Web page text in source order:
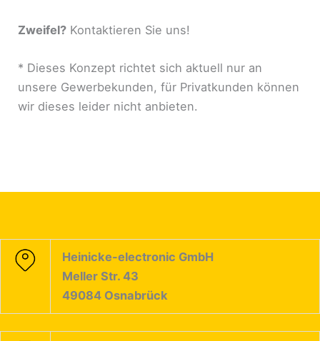
Zweifel? Kontaktieren Sie uns!
* Dieses Konzept richtet sich aktuell nur an
unsere Gewerbekunden, für Privatkunden können
wir dieses leider nicht anbieten.
Heinicke-electronic GmbH
Meller Str. 43
49084 Osnabrück